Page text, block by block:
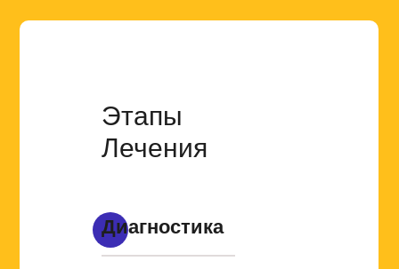
Этапы
Лечения
Диагностика